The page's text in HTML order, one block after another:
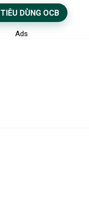
DÙNG OCB
Ads